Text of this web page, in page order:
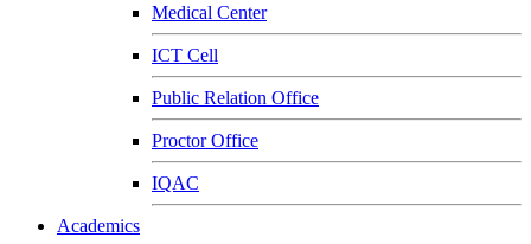
Medical Center
ICT Cell
Public Relation Office
Proctor Office
IQAC
Academics